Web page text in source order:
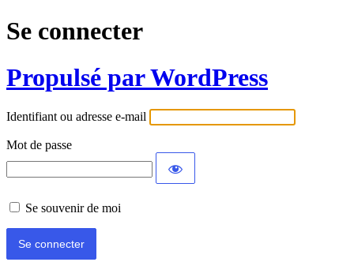
Se connecter
Propulsé par WordPress
Identifiant ou adresse e-mail
Mot de passe
Se souvenir de moi